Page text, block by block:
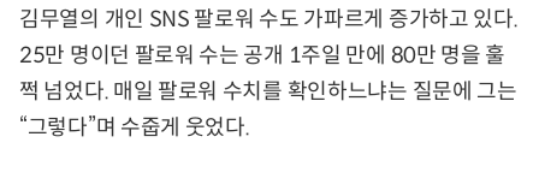
김무열의 개인 SNS 팔로워 수도 가파르게 증가하고 있다.
25만 명이던 팔로워 수는 공개 1주일 만에 80만 명을 훌
쩍 넘었다. 매일 팔로워 수치를 확인하느냐는 질문에 그는
“그렇다”며 수줍게 웃었다.